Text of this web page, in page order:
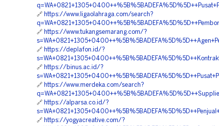
🔗 https://www.ligaolahraga.com/search?
🔗 https://www.tukangsemarang.com/?
🔗 https://deplafon.id/?
🔗 https://binus.ac.id/?
🔗 https://www.merdeka.com/search?
🔗 https://alparsa.co.id/?
🔗 https://yogyacreative.com/?